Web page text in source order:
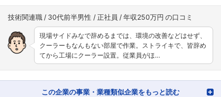
技術関連職 30代前半男性 正社員 年収250万円
現場サイドみなで辞めるまでは、環境の改善などはせず、
クーラーもなんもない部屋で作業。ストライキで、皆辞め
てから工場にクーラー設置。従業員がほ…
この企業の事業・業種類似企業をもっと読む